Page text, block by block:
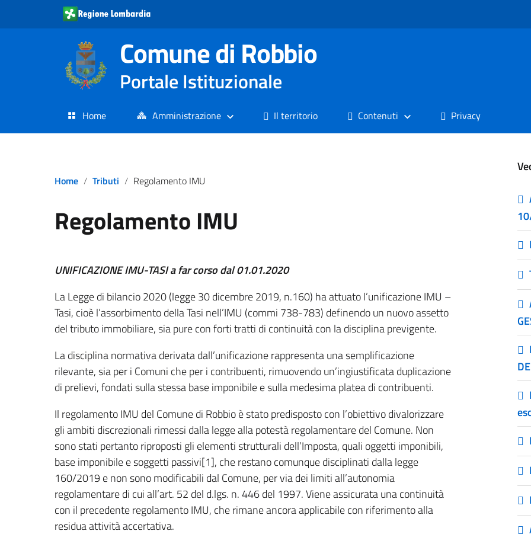
Comune di Robbio
Portale Istituzionale
Home Amministrazione Il territorio Contenuti Privacy
Home Tributi Regolamento IMU
Regolamento IMU
UNIFICAZIONE IMU-TASIa far corso dal 01.01.2020
La Legge di bilancio 2020 (legge 30 dicembre 2019, n.160) ha attuato l’unificazione IMU –
Tasi, cioè l’assorbimento della Tasi nell’IMU (commi 738-783) definendo un nuovo assetto
del tributo immobiliare, sia pure con forti tratti di continuità con la disciplina previgente.
La disciplina normativa derivata dall’unificazione rappresenta una semplificazione
rilevante, sia per i Comuni che per i contribuenti, rimuovendo un’ingiustificata duplicazione
di prelievi, fondati sulla stessa base imponibile e sulla medesima platea di contribuenti.
Il regolamento IMU del Comune di Robbio è stato predisposto con l’obiettivo divalorizzare
gli ambiti discrezionali rimessi dalla legge alla potestà regolamentare del Comune. Non
sono stati pertanto riproposti gli elementi strutturali dell’Imposta, quali oggetti imponibili,
base imponibile e soggetti passivi[1], che restano comunque disciplinati dalla legge
160/2019 e non sono modificabili dal Comune, per via dei limiti all’autonomia
regolamentare di cui all’art. 52 del d.lgs. n. 446 del 1997. Viene assicurata una continuità
con il precedente regolamento IMU, che rimane ancora applicabile con riferimento alla
residua attività accertativa.